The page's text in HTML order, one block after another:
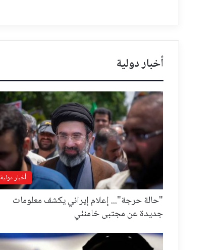
أخبار دولية
أخبار دولية
"حالة حرجة"... إعلام إيراني يكشف معلومات
جديدة عن مجتبى خامنئي